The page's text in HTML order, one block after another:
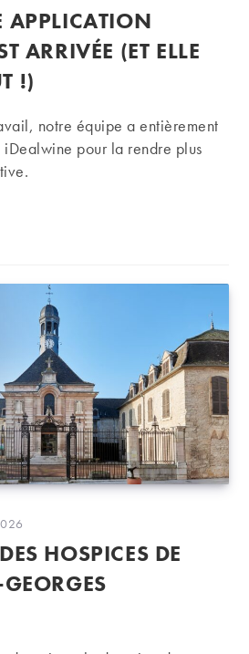
APPLICATION
ARRIVÉE (ET ELLE
!)
notre équipe a entièrement
iDealwine pour la rendre plus
application iDealwine est arrivée (et
HOSPICES DE